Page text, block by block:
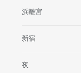
浜離宮
新宿
夜